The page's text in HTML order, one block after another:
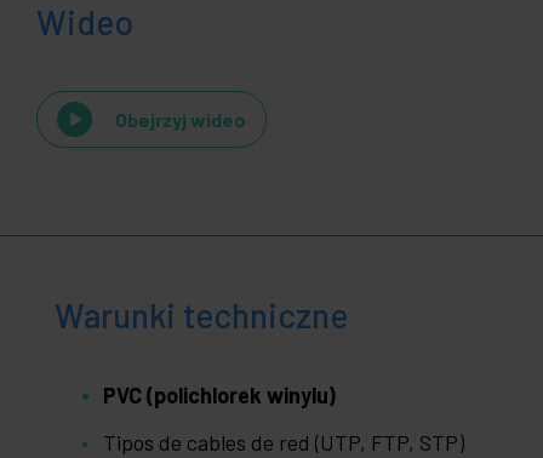
Wideo
Obejrzyj wideo
Warunki techniczne
PVC (polichlorek winylu)
Tipos de cables de red (UTP, FTP, STP)